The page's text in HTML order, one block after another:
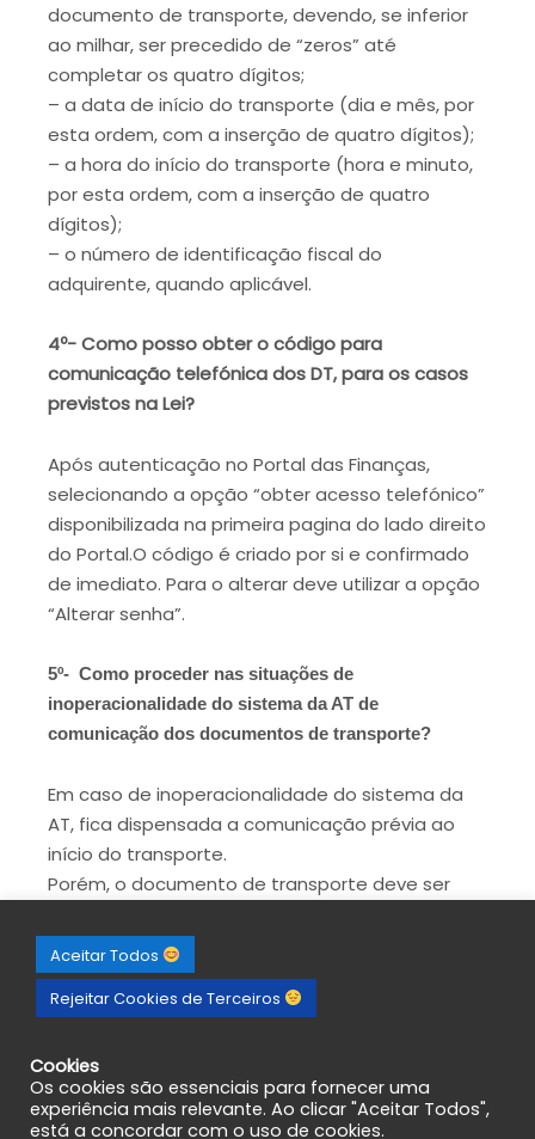
documento de transporte, devendo, se inferior
ao milhar, ser precedido de “zeros” até
completar os quatro dígitos;
– a data de início do transporte (dia e mês, por
esta ordem, com a inserção de quatro dígitos);
– a hora do início do transporte (hora e minuto,
por esta ordem, com a inserção de quatro
dígitos);
– o número de identificação fiscal do
adquirente, quando aplicável.
4º- Como posso obter o código para
comunicação telefónica dos DT, para os casos
previstos na Lei?
Após autenticação no Portal das Finanças,
selecionando a opção “obter acesso telefónico”
disponibilizada na primeira pagina do lado direito
do Portal.O código é criado por si e confirmado
de imediato. Para o alterar deve utilizar a opção
“Alterar senha”.
5º- Como proceder nas situações de
inoperacionalidade do sistema da AT de
comunicação dos documentos de transporte?
Em caso de inoperacionalidade do sistema da
AT, fica dispensada a comunicação prévia ao
início do transporte.
Porém, o documento de transporte deve ser
os bens em circulação, uma vez que não foi
possível a obtenção do código de identificação
do documento.
posteriormente, até ao 5º dia útil seguinte ao do
início do transporte.
Aceitar Todos
Rejeitar Cookies de Terceiros
Cookies
Os cookies são essenciais para fornecer uma
experiência mais relevante. Ao clicar "Aceitar Todos",
está a concordar com o uso de cookies.